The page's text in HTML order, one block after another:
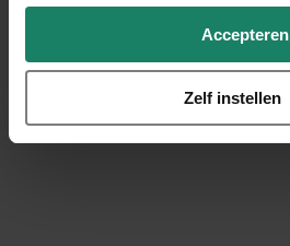
Accepteren
Zelf instellen